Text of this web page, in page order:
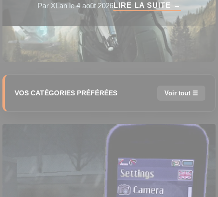
Par XLan le 4 août 2026LIRE LA SUITE →
VOS CATÉGORIES PRÉFÉRÉES Voir tout ☰
🕹️ Arcade
🎈 Casual
🏗️ City Builder